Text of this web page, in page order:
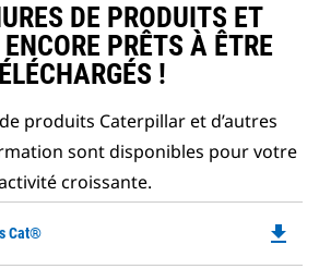
DE PRODUITS ET
PRÊTS À ÊTRE
!
produits Caterpillar et d’autres
sont disponibles pour votre
croissante.
Cat® file_download